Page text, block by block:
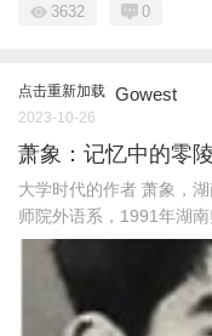
3632 0
点击重新加载 Gowest
2023-10-26
萧象：记忆中的零
大学时代的作者 萧象，
师院外语系，1991年湖南